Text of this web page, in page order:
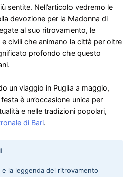
sentite. Nell’articolo vedremo le
devozione per la Madonna di
al suo ritrovamento, le
civili che animano la città per oltre
profondo che questo
un viaggio in Puglia a maggio,
è un’occasione unica per
e nelle tradizioni popolari,
di Bari.
la leggenda del ritrovamento